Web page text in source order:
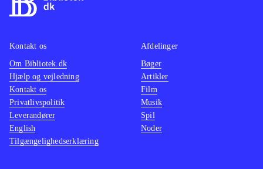
Kontakt os
Om Bibliotek.dk
Hjælp og vejledning
Kontakt os
Privatlivspolitik
Leverandører
English
Tilgængelighedserklæring
Afdelinger
Bøger
Artikler
Film
Musik
Spil
Noder